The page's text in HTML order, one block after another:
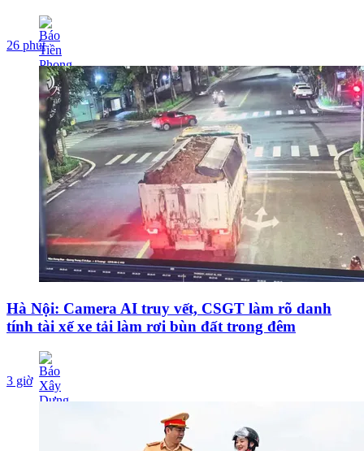
26 phút
Hà Nội: Camera AI truy vết, CSGT làm rõ danh
tính tài xế xe tải làm rơi bùn đất trong đêm
3 giờ